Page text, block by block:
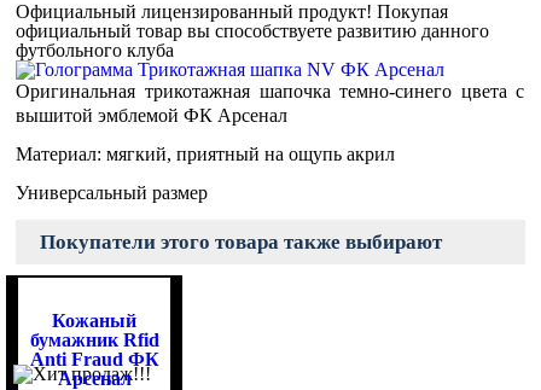
Официальный лицензированный продукт!Покупая
официальный товар вы способствуете развитию данного
футбольного клуба
Оригинальная трикотажная шапочка темно-синего цвета c
вышитой эмблемой ФК Арсенал
Материал: мягкий, приятный на ощупь акрил
Универсальный размер
Покупатели этого товара также выбирают
Кожаный
бумажник Rfid
Anti Fraud ФК
Арсенал